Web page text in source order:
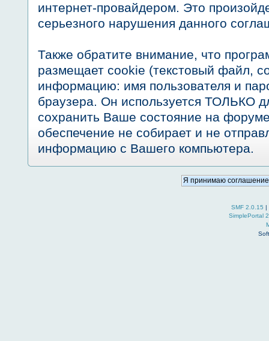
интернет-провайдером. Это
серьезного нарушения данного
Также обратите внимание, что
размещает cookie (текстовый файл,
информацию: имя пользователя и
браузера. Он используется ТОЛЬКО
сохранить Ваше состояние на
обеспечение не собирает и не
информацию с Вашего компьютера.
SMF 2.0.15 |
SimplePortal